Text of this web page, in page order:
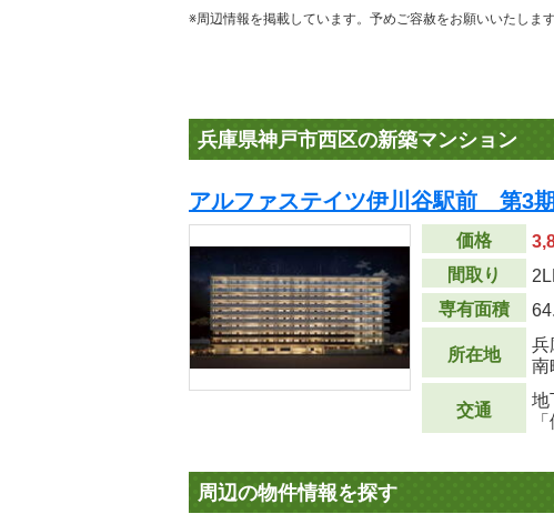
※周辺情報を掲載しています。予めご容赦をお願いいたします
兵庫県神戸市西区の新築マンション
アルファステイツ伊川谷駅前 第3期
価格
間取り
専有面積
所在地
兵
南
交通
地
周辺の物件情報を探す